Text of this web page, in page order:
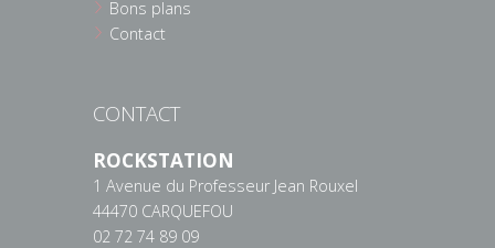
Bons plans
Contact
CONTACT
ROCKSTATION
1 Avenue du Professeur Jean Rouxel
44470 CARQUEFOU
02 72 74 89 09